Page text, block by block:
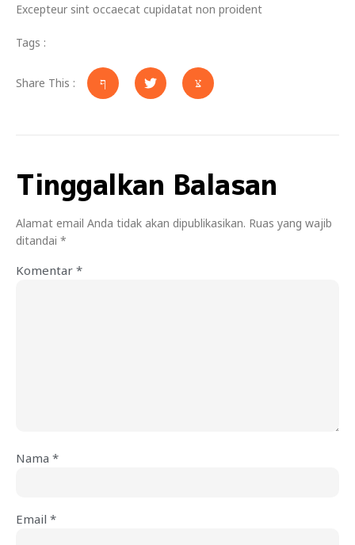
Excepteur sint occaecat cupidatat non proident
Tags :
Share This :
Tinggalkan Balasan
Alamat email Anda tidak akan dipublikasikan. Ruas yang wajib
ditandai *
Komentar *
Nama *
Email *